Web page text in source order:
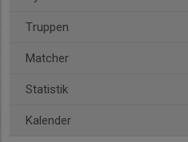
Truppen
Matcher
Statistik
Kalender